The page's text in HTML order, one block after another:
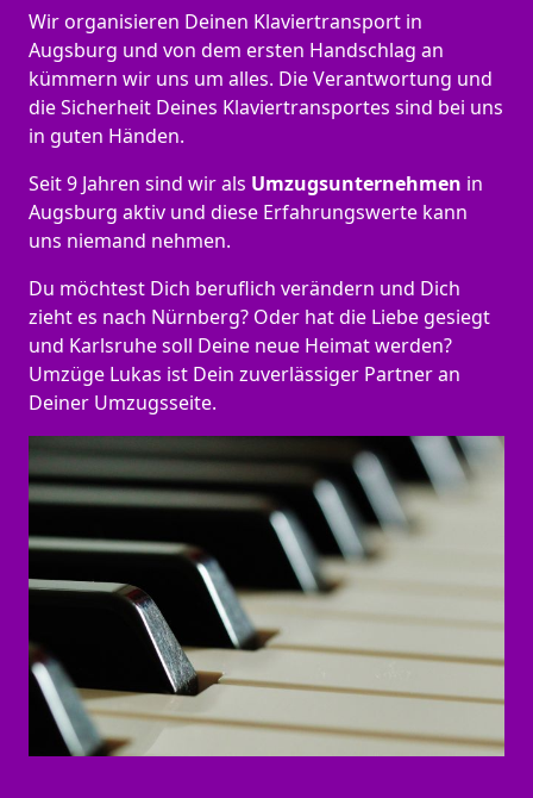
Wir organisieren Deinen Klaviertransport in
Augsburg und von dem ersten Handschlag an
kümmern wir uns um alles. Die Verantwortung und
die Sicherheit Deines Klaviertransportes sind bei uns
in guten Händen.
Seit 9 Jahren sind wir als Umzugsunternehmen in
Augsburg aktiv und diese Erfahrungswerte kann
uns niemand nehmen.
Du möchtest Dich beruflich verändern und Dich
zieht es nach Nürnberg? Oder hat die Liebe gesiegt
und Karlsruhe soll Deine neue Heimat werden?
Umzüge Lukas ist Dein zuverlässiger Partner an
Deiner Umzugsseite.